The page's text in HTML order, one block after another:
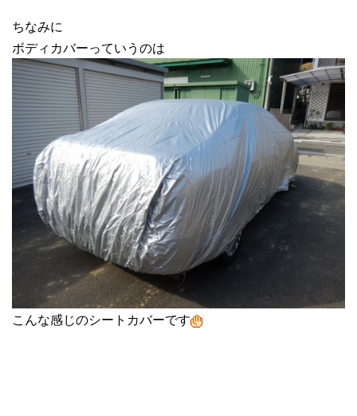
ちなみに
ボディカバーっていうのは
こんな感じのシートカバーです